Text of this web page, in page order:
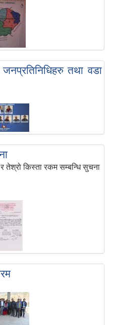
तथा वडा
तेश्रो किस्ता रकम सम्बन्धि सुचना